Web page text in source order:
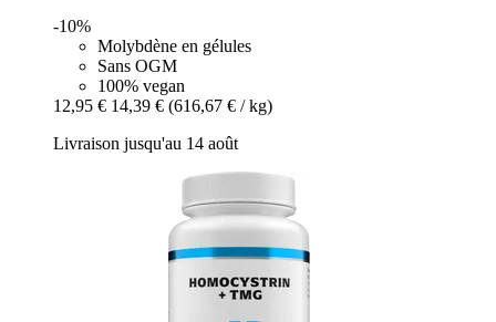
-10%
Molybdène en gélules
Sans OGM
100% vegan
12,95 € 14,39 € (616,67 € / kg)
Livraison jusqu'au 14 août